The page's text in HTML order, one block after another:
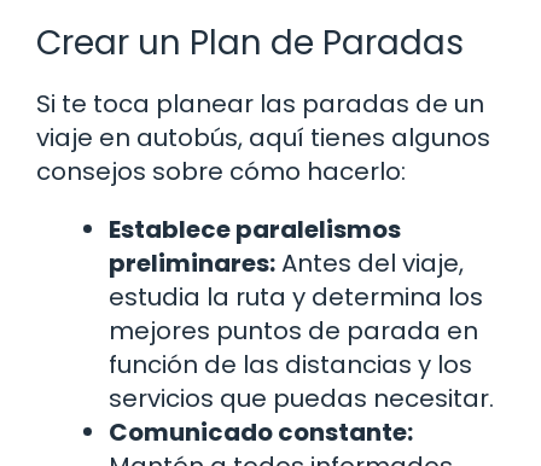
Crear un Plan de Paradas
Si te toca planear las paradas de un
viaje en autobús, aquí tienes algunos
consejos sobre cómo hacerlo:
Establece paralelismos
preliminares:Antes del viaje,
estudia la ruta y determina los
mejores puntos de parada en
función de las distancias y los
servicios que puedas necesitar.
Comunicado constante: